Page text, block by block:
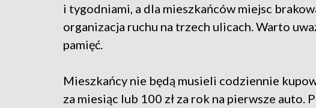
i tygodniami, a dla mieszkańców miejsc
organizacja ruchu na trzech ulicach. Warto
pamięć.
Mieszkańcy nie będą musieli codziennie
za miesiąc lub 100 zł za rok na pierwsze auto.